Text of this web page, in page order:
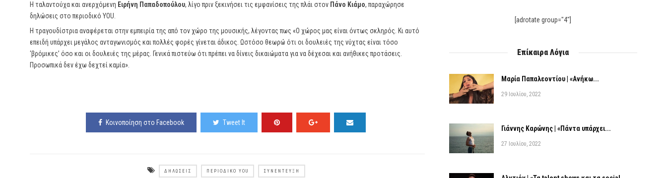
Η ταλαντούχα και ανερχόμενη Ειρήνη Παπαδοπούλου, λίγο πριν ξεκινήσει τις εμφανίσεις της πλάι στον Πάνο Κιάμο, παραχώρησε
δηλώσεις στο περιοδικό YOU.
Η τραγουδίστρια αναφέρεται στην εμπειρία της από τον χώρο της μουσικής, λέγοντας πως «Ο χώρος μας είναι όντως σκληρός. Κι αυτό
επειδή υπάρχει μεγάλος ανταγωνισμός και πολλές φορές γίνεται άδικος. Ωστόσο θεωρώ ότι οι δουλειές της νύχτας είναι τόσο
‘βρόμικες’ όσο και οι δουλειές της μέρας. Γενικά πιστεύω ότι πρέπει να δίνεις δικαιώματα για να δέχεσαι και ανήθικες προτάσεις.
Προσωπικά δεν έχω δεχτεί καμία».
Κοινοποίηση στο Facebook Tweet It
ΔΗΛΏΣΕΙΣ ΠΕΡΙΟΔΙΚΌ YOU ΣΥΝΈΝΤΕΥΞΗ
[adrotate group="4"]
Επίκαιρα Λόγια
Μαρία Παπαλεοντίου | «Ανήκω...
29 Ιουλίου, 2022
Γιάννης Καρώνης | «Πάντα υπάρχει...
27 Ιουλίου, 2022